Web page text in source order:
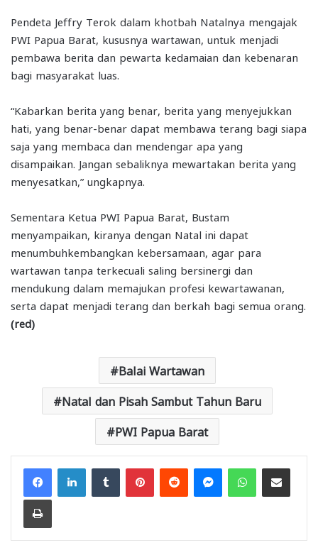
Pendeta Jeffry Terok dalam khotbah Natalnya mengajak
PWI Papua Barat, kususnya wartawan, untuk menjadi
pembawa berita dan pewarta kedamaian dan kebenaran
bagi masyarakat luas.
“Kabarkan berita yang benar, berita yang menyejukkan
hati, yang benar-benar dapat membawa terang bagi siapa
saja yang membaca dan mendengar apa yang
disampaikan. Jangan sebaliknya mewartakan berita yang
menyesatkan,” ungkapnya.
Sementara Ketua PWI Papua Barat, Bustam
menyampaikan, kiranya dengan Natal ini dapat
menumbuhkembangkan kebersamaan, agar para
wartawan tanpa terkecuali saling bersinergi dan
mendukung dalam memajukan profesi kewartawanan,
serta dapat menjadi terang dan berkah bagi semua orang.
(red)
Balai Wartawan
Natal dan Pisah Sambut Tahun Baru
PWI Papua Barat
FacebookLinkedInTumblr PinterestReddit MessengerWhatsAppShare via Email
Print